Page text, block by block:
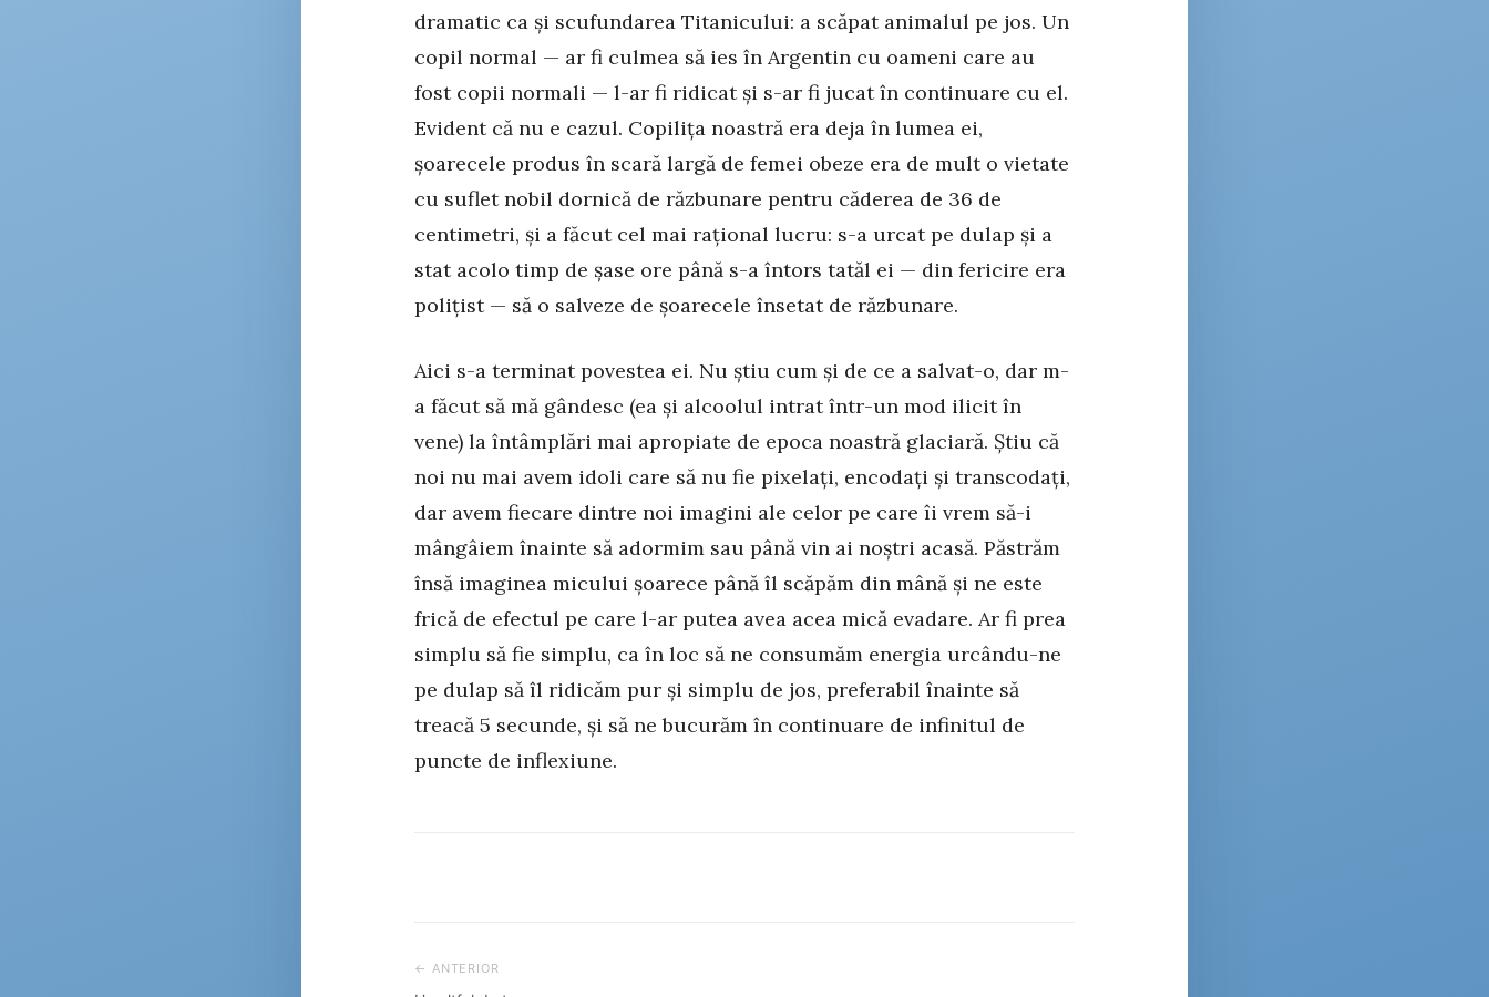
dramatic ca și scufundarea Titanicului: a scăpat animalul pe jos. Un
copil normal — ar fi culmea să ies în Argentin cu oameni care au
fost copii normali — l-ar fi ridicat și s-ar fi jucat în continuare cu el.
Evident că nu e cazul. Copilița noastră era deja în lumea ei,
șoarecele produs în scară largă de femei obeze era de mult o vietate
cu suflet nobil dornică de răzbunare pentru căderea de 36 de
centimetri, și a făcut cel mai rațional lucru: s-a urcat pe dulap și a
stat acolo timp de șase ore până s-a întors tatăl ei — din fericire era
polițist — să o salveze de șoarecele însetat de răzbunare.
Aici s-a terminat povestea ei. Nu știu cum și de ce a salvat-o, dar m-
a făcut să mă gândesc (ea și alcoolul intrat într-un mod ilicit în
vene) la întâmplări mai apropiate de epoca noastră glaciară. Știu că
noi nu mai avem idoli care să nu fie pixelați, encodați și transcodați,
dar avem fiecare dintre noi imagini ale celor pe care îi vrem să-i
mângâiem înainte să adormim sau până vin ai noștri acasă. Păstrăm
însă imaginea micului șoarece până îl scăpăm din mână și ne este
frică de efectul pe care l-ar putea avea acea mică evadare. Ar fi prea
simplu să fie simplu, ca în loc să ne consumăm energia urcându-ne
pe dulap să îl ridicăm pur și simplu de jos, preferabil înainte să
treacă 5 secunde, și să ne bucurăm în continuare de infinitul de
puncte de inflexiune.
Post
← ANTERIOR